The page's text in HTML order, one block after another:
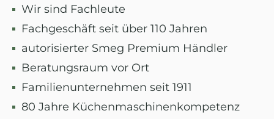
Wir sind Fachleute
Fachgeschäft seit über 110 Jahren
autorisierter Smeg Premium Händler
Beratungsraum vor Ort
Familienunternehmen seit 1911
80 Jahre Küchenmaschinenkompetenz